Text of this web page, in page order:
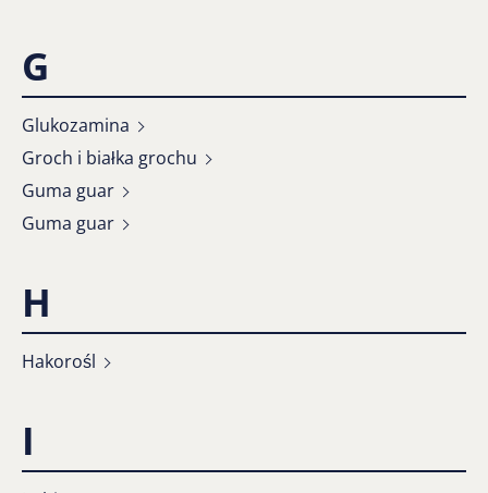
G
Glukozamina
Groch i białka grochu
Guma guar
Guma guar
H
Hakorośl
I